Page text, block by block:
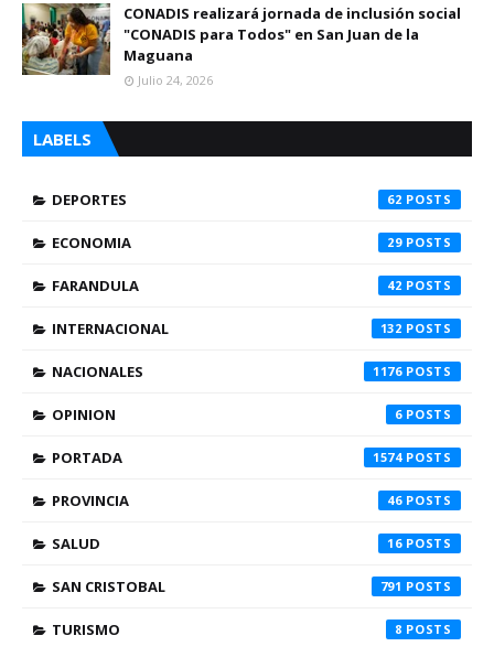
CONADIS realizará jornada de inclusión social
"CONADIS para Todos" en San Juan de la
Maguana
Julio 24, 2026
LABELS
DEPORTES 62
ECONOMIA 29
FARANDULA 42
INTERNACIONAL 132
NACIONALES 1176
OPINION 6
PORTADA 1574
PROVINCIA 46
SALUD 16
SAN CRISTOBAL 791
TURISMO 8